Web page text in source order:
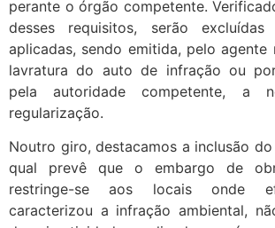
perante o órgão competente.
desses requisitos, serão excluídas
aplicadas, sendo emitida, pelo agente
lavratura do auto de infração ou
pela autoridade competente, a
regularização.
Noutro giro, destacamos a inclusão
qual prevê que o embargo de
restringe-se aos locais onde
caracterizou a infração ambiental,